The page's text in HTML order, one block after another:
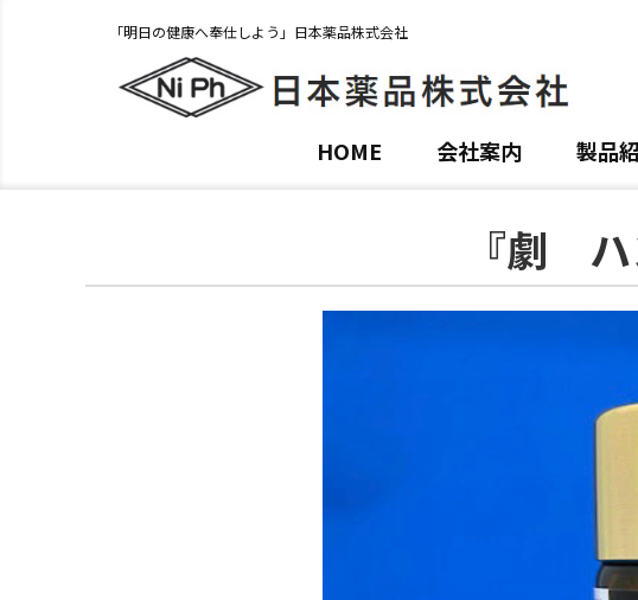
「明日の健康へ奉仕しよう」日本薬品株式会社
HOME
会社案内 製品
『劇